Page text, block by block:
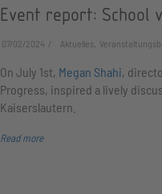
Event report: School
07/02/2024 Aktuelles,
On July 1st, Megan Shahi,
Progress, inspired a lively
Kaiserslautern.
Read more